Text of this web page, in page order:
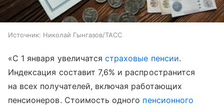
Источник: Николай Гынгазов/ТАСС
«С 1 января увеличатсястраховые пенсии.
Индексация составит 7,6% и распространится
на всех получателей, включая работающих
пенсионеров. Стоимость одного пенсионного